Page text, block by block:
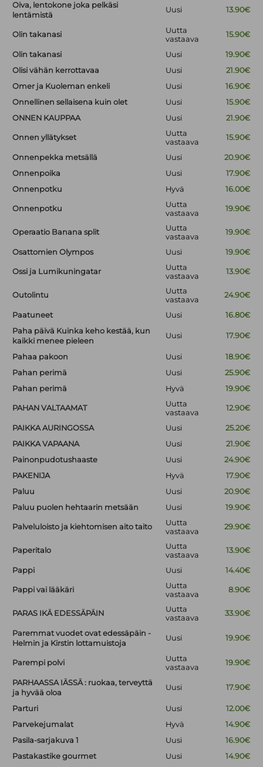
Oiva, lentokone joka pelkäsi
lentämistä
Uusi 13.90€
Olin takanasi
Uutta
vastaava
15.90€
Olin takanasi Uusi
19.90€
Olisi vähän kerrottavaa
Uusi
21.90€
Omer ja Kuoleman enkeli
Uusi
16.90€
Onnellinen sellaisena kuin olet
Uusi
15.90€
ONNEN KAUPPAA
Uusi 21.90€
Onnen yllätykset
Uutta
vastaava
15.90€
Onnenpekka metsällä Uusi
20.90€
Onnenpoika
Uusi
17.90€
Onnenpotku
Hyvä 16.00€
Onnenpotku
Uutta
vastaava
19.90€
Operaatio Banana split
Uutta
vastaava
19.90€
Osattomien Olympos Uusi 19.90€
Ossi ja Lumikuningatar
Uutta
vastaava
13.90€
Outolintu
Uutta
vastaava
24.90€
Paatuneet Uusi
16.80€
Paha päivä Kuinka keho kestää, kun
kaikki menee pieleen
Uusi 17.90€
Pahaa pakoon Uusi
18.90€
Pahan perimä
Uusi
25.90€
Pahan perimä
Hyvä 19.90€
PAHAN VALTAAMAT
Uutta
vastaava
12.90€
PAIKKA AURINGOSSA Uusi
25.20€
PAIKKA VAPAANA
Uusi
21.90€
Painonpudotushaaste
Uusi
24.90€
PAKENIJA
Hyvä
17.90€
Paluu
Uusi
20.90€
Paluu puolen hehtaarin metsään
Uusi 19.90€
Palveluloisto ja kiehtomisen aito taito
Uutta
vastaava
29.90€
Paperitalo
Uutta
vastaava
13.90€
Pappi Uusi 14.40€
Pappi vai lääkäri
Uutta
vastaava
8.90€
PARAS IKÄ EDESSÄPÄIN
Uutta
vastaava
33.90€
Paremmat vuodet ovat edessäpäin -
Helmin ja Kirstin lottamuistoja
Uusi 19.90€
Parempi polvi
Uutta
vastaava
19.90€
PARHAASSA IÄSSÄ : ruokaa, terveyttä
ja hyvää oloa
Uusi 17.90€
Parturi Uusi
12.00€
Parvekejumalat
Hyvä
14.90€
Pasila-sarjakuva 1
Uusi
16.90€
Pastakastike gourmet
Uusi
14.90€